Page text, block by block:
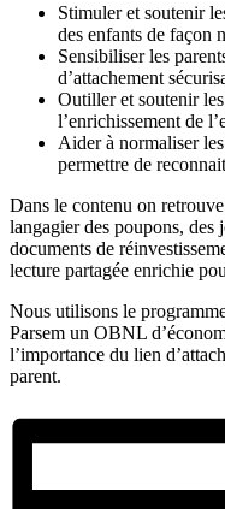
Stimuler et soutenir
des enfants de façon
Sensibiliser les
d’attachement
Outiller et soutenir
l’enrichissement de
Aider à normaliser
permettre de
Dans le contenu on
langagier des poupons, des
documents de
lecture partagée enrichie
Nous utilisons le
Parsem un OBNL
l’importance du lien
parent.